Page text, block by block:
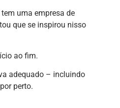
uma empresa de
que se inspirou nisso
ao fim.
adequado – incluindo
perto.